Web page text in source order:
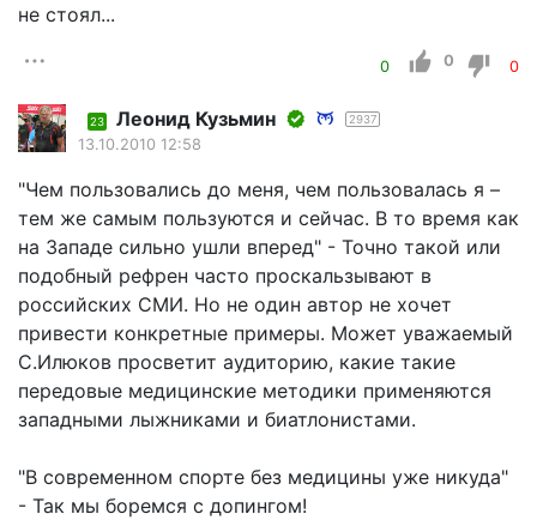
не стоял...
0 0 0
23 Леонид Кузьмин 2937
13.10.2010 12:58
"Чем пользовались до меня, чем пользовалась я –
тем же самым пользуются и сейчас. В то время как
на Западе сильно ушли вперед" - Точно такой или
подобный рефрен часто проскальзывают в
российских СМИ. Но не один автор не хочет
привести конкретные примеры. Может уважаемый
С.Илюков просветит аудиторию, какие такие
передовые медицинские методики применяются
западными лыжниками и биатлонистами.
"В современном спорте без медицины уже никуда"
- Так мы боремся с допингом!